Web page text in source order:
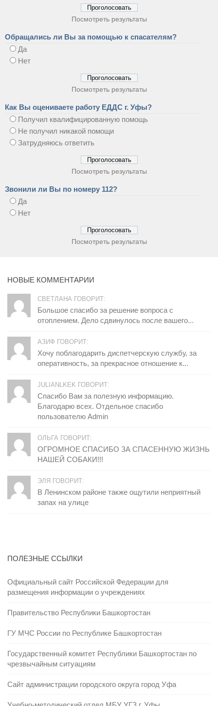
Посмотреть результаты
Обращались ли Вы за помощью к спасателям?
Да
Нет
Посмотреть результаты
Как Вы оцениваете работу ЕДДС г. Уфы?
Получил квалифицированную помощь
Не получил никакой помощи
Затрудняюсь ответить
Посмотреть результаты
Звонили ли Вы по номеру 112?
Да
Нет
Посмотреть результаты
НОВЫЕ КОММЕНТАРИИ
СВЕТЛАНА ГОВОРИТ:
Большое спасибо за решение вопроса с
отоплением. Дело сдвинулось после вашего...
АЗИФ ГОВОРИТ:
Хочу поблагодарить диспетчерскую службу, за
оперативность, за прекрасное отношение к...
JULIANLKEK ГОВОРИТ:
Спасибо Вам за полезную информацию.
Благодарю всех. Отдельное спасибо
пользователю Admin
ОЛЬГА ГОВОРИТ:
ОГРОМНОЕ СПАСИБО ЗА СПАСЕННУЮ ЖИЗНЬ
НАШЕЙ СОБАКИ!!!
ЭЛЯ ГОВОРИТ:
В Ленинском районе также ощутили неприятный
запах на улице
ПОЛЕЗНЫЕ ССЫЛКИ
Официальный сайт Российской Федерации для
размещения информации о учреждениях
Правительство Республики Башкортостан
ГУ МЧС России по Республике Башкортостан
Государственный комитет Республики Башкортостан по
чрезвычайным ситуациям
Сайт администрации городского округа город Уфа